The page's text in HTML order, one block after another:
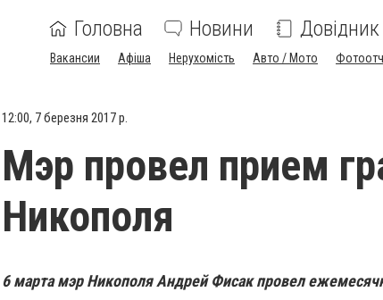
Головна Новини Довідник
Вакансии Афіша Нерухомість Авто / Мото
12:00, 7 березня 2017 р.
Мэр провел прием
Никополя
6 марта мэр Никополя Андрей Фисак провел